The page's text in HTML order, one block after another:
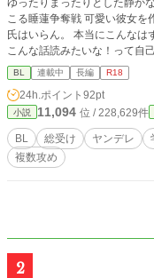
ゆったりまったりとした静か
こる睡蓮争奪戦 可愛い彼女を
氏はいらん。 本当にこんなはずじゃなかった
こんな話読みたいな！って自
んが、楽しんで頂けたら光栄
流して頂けると幸いです！ ＊
で流しで！ ＊誤字脱字多いか
BL 連載中 長編 R18
24h.ポイント 92pt
小説 11,094 位 / 228,629件
BL 総受け ヤンデレ
複数攻め
2